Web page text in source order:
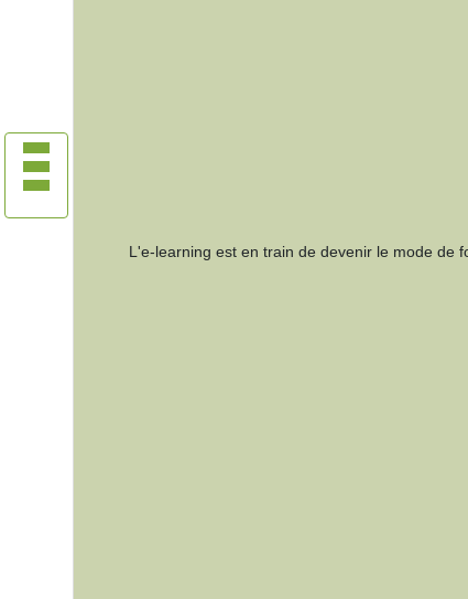
L'e-learning est en train de devenir le mode de